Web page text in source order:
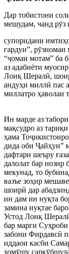
Дар тобистони
мешудам, чанд рӯз
супоридани
гардун”, рӯзномаи
“ҷомаи мотам” ба
аз адабиёти
Лоиқ Шералӣ,
андуҳи миллӣ пас
миллатро ҳаволаи
Ин марде аз
мақсудро аз
ҳама
дида оби Ҷайҳун”
дафтари шеъру
далолат бар
мекунад, то
вазъе зоҳир
шоирӣ дар
ин дам ин нуқта
замина нуқтае
Устод Лоиқ
бар марги
забони Фирдавсӣ
иддаои касби
хомӯшу